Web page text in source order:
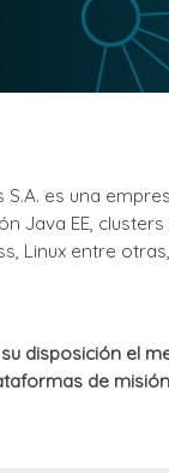
S.A. es una
Java EE,
Linux entre
disposición el
de